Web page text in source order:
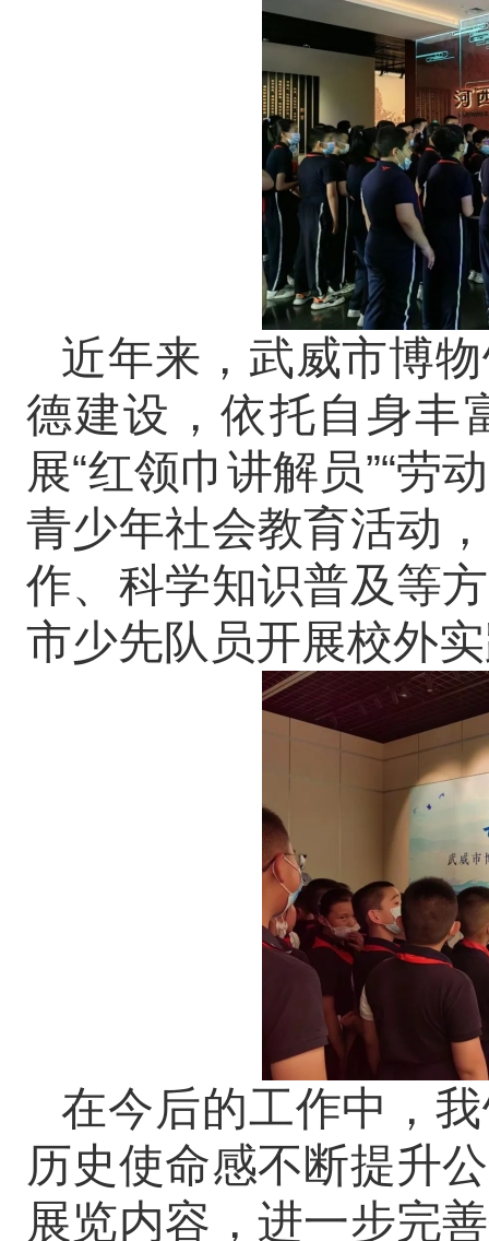
近年来，武威市博
德建设，依托自身丰
展“红领巾讲解员”“劳
青少年社会教育活动
作、科学知识普及等
市少先队员开展校外
在今后的工作中，
历史使命感不断提升
展览内容，进一步完